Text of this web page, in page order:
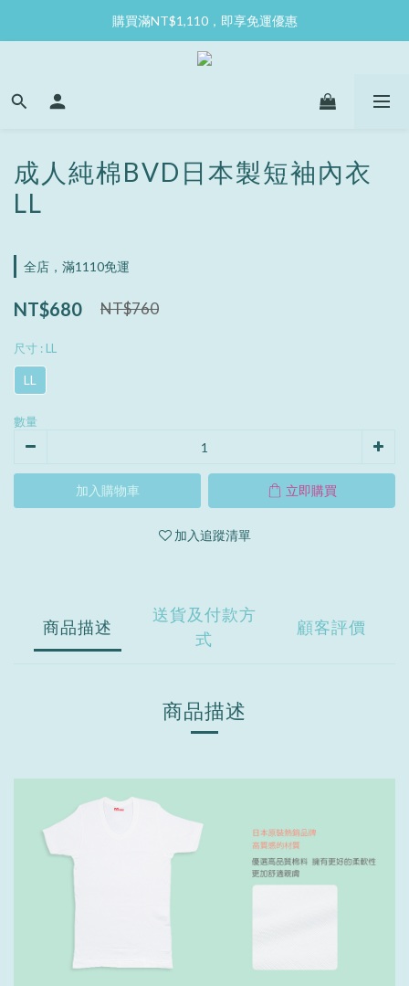
購買滿NT$1,110，即享免運優惠
成人純棉BVD日本製短袖內衣
LL
全店，滿1110免運
NT$680 NT$760
尺寸 : LL
LL
數量
加入購物車 立即購買
加入追蹤清單
商品描述
送貨及付款方
式
顧客評價
商品描述